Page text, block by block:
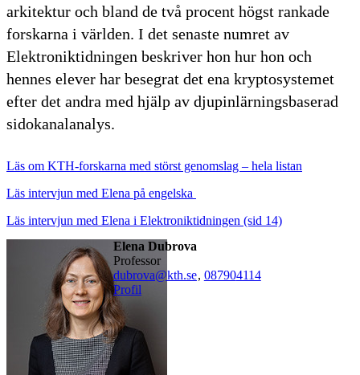
arkitektur och bland de två procent högst rankade
forskarna i världen. I det senaste numret av
Elektroniktidningen beskriver hon hur hon och
hennes elever har besegrat det ena kryptosystemet
efter det andra med hjälp av djupinlärningsbaserad
sidokanalanalys.
Läs om KTH-forskarna med störst genomslag – hela listan
Läs intervjun med Elena på engelska
Läs intervjun med Elena i Elektroniktidningen (sid 14)
Elena Dubrova
professor
dubrova@kth.se, 087904114
Profil